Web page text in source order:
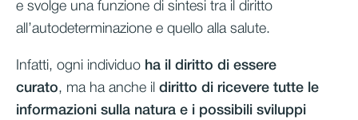
e svolge una funzione di sintesi tra il diritto
all’autodeterminazione e quello alla salute.
Infatti, ogni individuo ha il diritto di essere
curato, ma ha anche il diritto di ricevere tutte le
informazioni sulla natura e i possibili sviluppi